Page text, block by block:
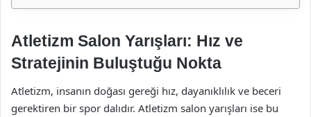
Atletizm Salon Yarışları: Hız ve
Stratejinin Buluştuğu Nokta
Atletizm, insanın doğası gereği hız, dayanıklılık ve beceri
gerektiren bir spor dalıdır. Atletizm salon yarışları ise bu